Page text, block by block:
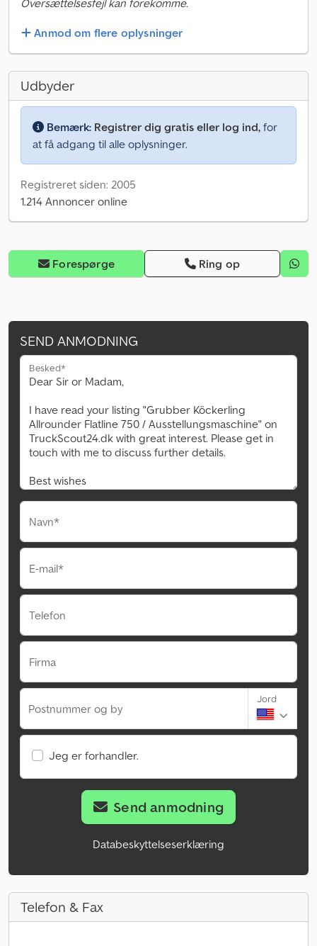
Oversættelsesfejl kan forekomme.
Anmod om flere oplysninger
Udbyder
Bemærk: Registrer dig gratis eller log ind, for
at få adgang til alle oplysninger.
Registreret siden: 2005
1.214 Annoncer online
Forespørge Ring op
SEND ANMODNING
Besked*
Navn*
E-mail*
Telefon
Firma
Postnummer og by
Jord
Jeg er forhandler.
Send anmodning
Databeskyttelseserklæring
Telefon & Fax